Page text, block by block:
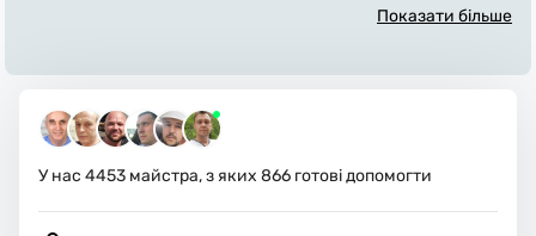
питання по «ремонт теплої підлоги». Ми зв'яжемося з вами
конавці стежать за чистотою та прибирають робоче місце.
Показати більше
У нас 4453 майстра, з яких 866 готові допомогти